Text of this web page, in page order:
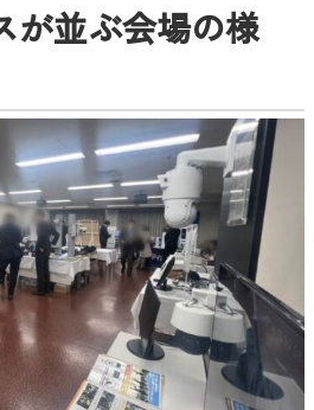
が並ぶ会場の様